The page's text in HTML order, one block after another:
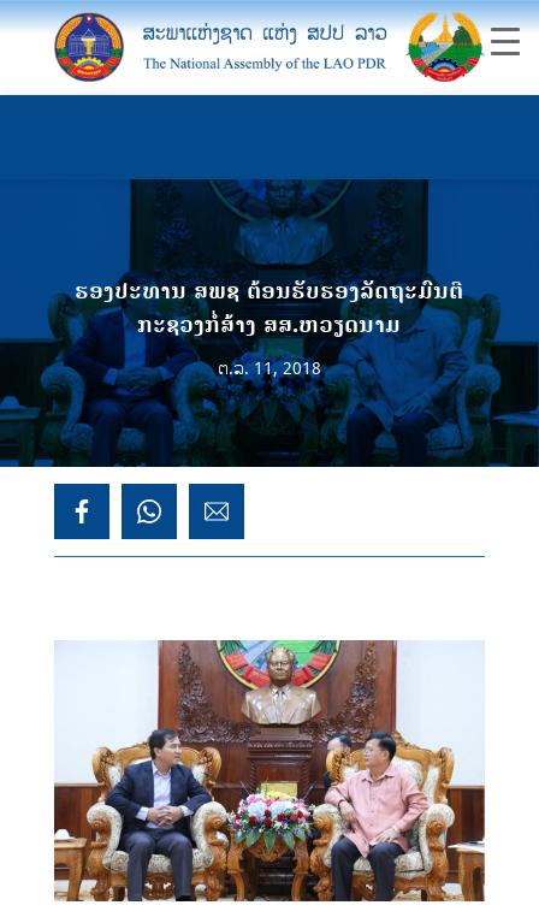
ຮອງປະທານ ສພຊ ຕ້ອນຮັບຮອງລັດຖະມົນຕີ
ກະຊວງກໍ່ສ້າງ ສສ.ຫວຽດນາມ
ຕ.ລ. 11, 2018